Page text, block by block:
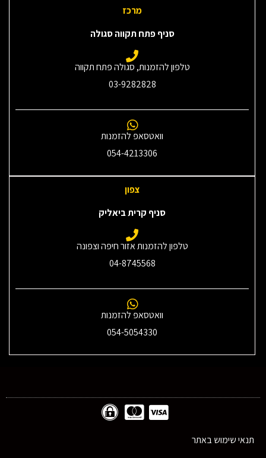
מרכז
סניף פתח תקווה סגולה
טלפון להזמנות, סגולה פתח תקווה
03-9282828
וואטסאפ להזמנות
054-4213306
צפון
סניף קרית ביאליק
טלפון להזמנות אזור חיפה וצפונה
04-8745568
וואטסאפ להזמנות
054-5054330
תנאי שימוש באתר